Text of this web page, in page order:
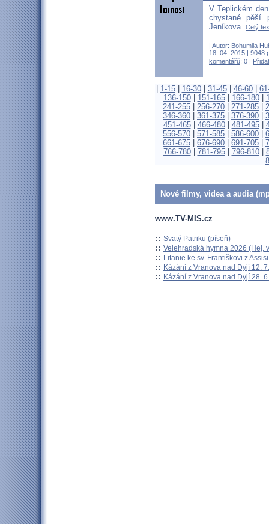
V Teplickém
chystané pěší
Jeníkova.
Celý
| Autor: Bohumila
18. 04. 2015 | 9048
komentářů: 0 |
1-15| 16-30| 31-45| 46-60|
136-150| 151-165| 166-180|
241-255
256-270 271-285
346-360
361-375 376-390
451-465| 466-480| 481-495|
556-570
571-585 586-600
661-675
676-690 691-705
766-780| 781-795| 796-810|
Nové filmy, videa a audia
www.TV-MIS.cz
:: Svatý Patriku (píseň)
:: Velehradská hymna 2026 (Hej,
:: Litanie ke sv. Františkovi z
:: Kázání z Vranova nad Dyjí 12.
:: Kázání z Vranova nad Dyjí 28.